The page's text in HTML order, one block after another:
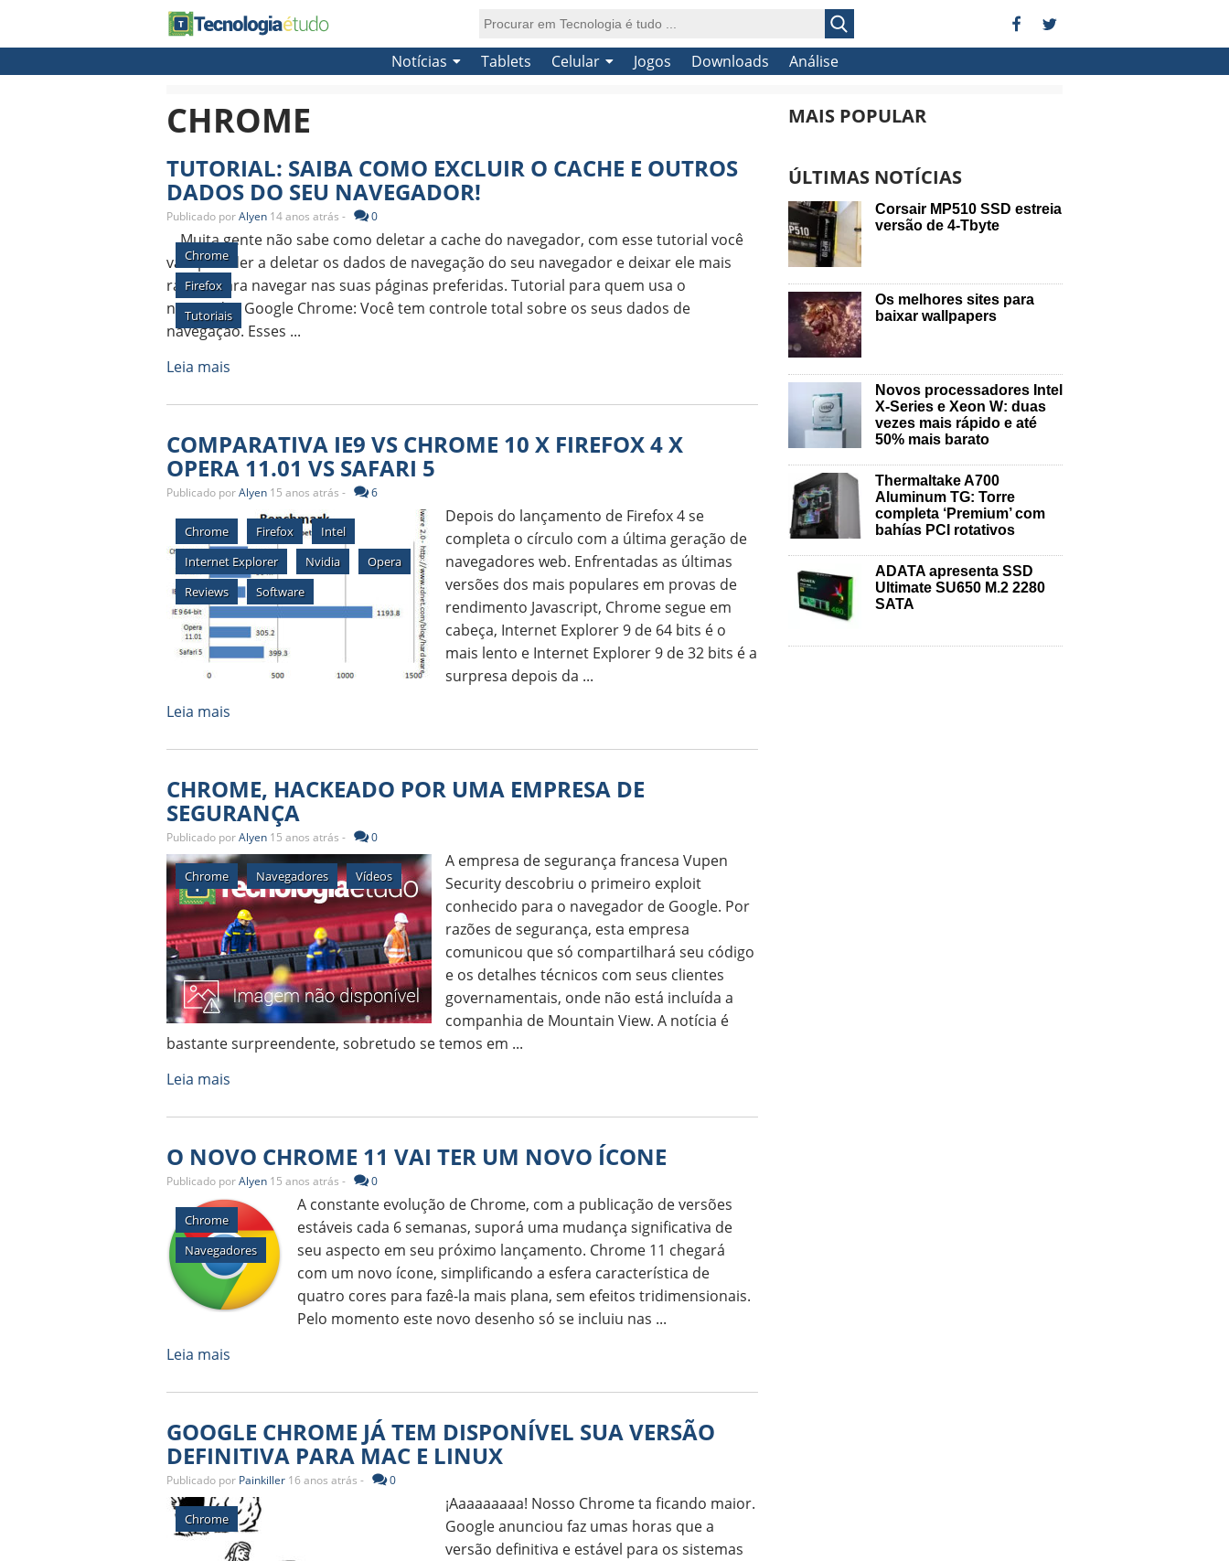
Notícias Tablets Celular Jogos Downloads Análise
CHROME
TUTORIAL: SAIBA COMO EXCLUIR O CACHE E OUTROS
DADOS DO SEU NAVEGADOR!
Publicado porAlyen 14 anos atrás - 0
Chrome
Firefox
Tutoriais
Muita gente não sabe como deletar a cache do navegador, com esse tutorial você
vai aprender a deletar os dados de navegação do seu navegador e deixar ele mais
rápido para navegar nas suas páginas preferidas. Tutorial para quem usa o
navegador Google Chrome: Você tem controle total sobre os seus dados de
navegação. Esses ...
Leia mais
COMPARATIVA IE9 VS CHROME 10 X FIREFOX 4 X
OPERA 11.01 VS SAFARI 5
Publicado porAlyen 15 anos atrás - 6
Chrome Firefox
Intel
Internet Explorer
Nvidia
Opera
Reviews
Software
Depois do lançamento de Firefox 4 se
completa o círculo com a última geração de
navegadores web. Enfrentadas as últimas
versões dos mais populares em provas de
rendimento Javascript, Chrome segue em
cabeça, Internet Explorer 9 de 64 bits é o
mais lento e Internet Explorer 9 de 32 bits é a
surpresa depois da ...
Leia mais
CHROME, HACKEADO POR UMA EMPRESA DE
SEGURANÇA
Publicado porAlyen 15 anos atrás - 0
Chrome Navegadores Vídeos
A empresa de segurança francesa Vupen
Security descobriu o primeiro exploit
conhecido para o navegador de Google. Por
razões de segurança, esta empresa
comunicou que só compartilhará seu código
e os detalhes técnicos com seus clientes
governamentais, onde não está incluída a
companhia de Mountain View. A notícia é
bastante surpreendente, sobretudo se temos em ...
Leia mais
O NOVO CHROME 11 VAI TER UM NOVO ÍCONE
Publicado porAlyen 15 anos atrás - 0
Chrome
Navegadores
A constante evolução de Chrome, com a publicação de versões
estáveis cada 6 semanas, suporá uma mudança significativa de
seu aspecto em seu próximo lançamento. Chrome 11 chegará
com um novo ícone, simplificando a esfera característica de
quatro cores para fazê-la mais plana, sem efeitos tridimensionais.
Pelo momento este novo desenho só se incluiu nas ...
Leia mais
GOOGLE CHROME JÁ TEM DISPONÍVEL SUA VERSÃO
DEFINITIVA PARA MAC E LINUX
Publicado por Painkiller 16 anos atrás - 0
Chrome
¡Aaaaaaaaa! Nosso Chrome ta ficando maior.
Google anunciou faz umas horas que a
versão definitiva e estável para os sistemas
MAIS POPULAR
ÚLTIMAS NOTÍCIAS
Corsair MP510 SSD estreia
versão de 4-Tbyte
Os melhores sites para
baixar wallpapers
Novos processadores Intel
X-Series e Xeon W: duas
vezes mais rápido e até
50% mais barato
Thermaltake A700
Aluminum TG: Torre
completa ‘Premium’ com
bahías PCI rotativos
ADATA apresenta SSD
Ultimate SU650 M.2 2280
SATA